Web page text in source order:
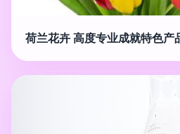
荷兰花卉 高度专业成就特色产